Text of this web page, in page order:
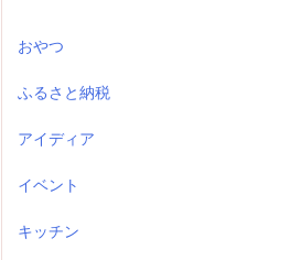
おやつ
ふるさと納税
アイディア
イベント
キッチン